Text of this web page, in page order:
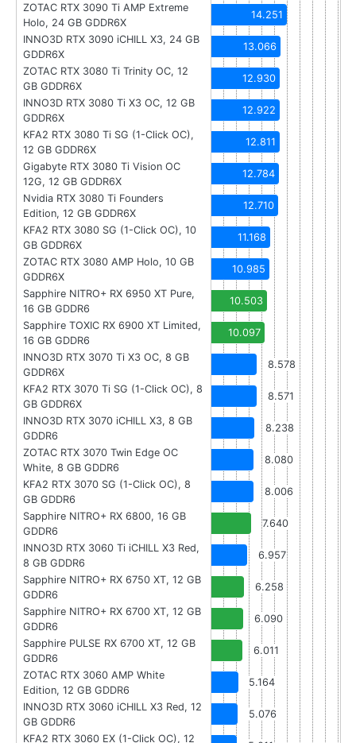
ZOTAC RTX 3090 Ti AMP Extreme
Holo, 24 GB GDDR6X
14.251
INNO3D RTX 3090 iCHILL X3, 24 GB
GDDR6X
13.066
ZOTAC RTX 3080 Ti Trinity OC, 12
GB GDDR6X
12.930
INNO3D RTX 3080 Ti X3 OC, 12 GB
GDDR6X
12.922
KFA2 RTX 3080 Ti SG (1-Click OC),
12 GB GDDR6X
12.811
Gigabyte RTX 3080 Ti Vision OC
12G, 12 GB GDDR6X
12.784
Nvidia RTX 3080 Ti Founders
Edition, 12 GB GDDR6X
12.710
KFA2 RTX 3080 SG (1-Click OC), 10
GB GDDR6X
11.168
ZOTAC RTX 3080 AMP Holo, 10 GB
GDDR6X
10.985
Sapphire NITRO+ RX 6950 XT Pure,
16 GB GDDR6
10.503
Sapphire TOXIC RX 6900 XT Limited,
16 GB GDDR6
10.097
INNO3D RTX 3070 Ti X3 OC, 8 GB
GDDR6X
8.578
KFA2 RTX 3070 Ti SG (1-Click OC), 8
GB GDDR6X
8.571
INNO3D RTX 3070 iCHILL X3, 8 GB
GDDR6
8.238
ZOTAC RTX 3070 Twin Edge OC
White, 8 GB GDDR6
8.080
KFA2 RTX 3070 SG (1-Click OC), 8
GB GDDR6
8.006
Sapphire NITRO+ RX 6800, 16 GB
GDDR6
7.640
INNO3D RTX 3060 Ti iCHILL X3 Red,
8 GB GDDR6
6.957
Sapphire NITRO+ RX 6750 XT, 12 GB
GDDR6
6.258
Sapphire NITRO+ RX 6700 XT, 12 GB
GDDR6
6.090
Sapphire PULSE RX 6700 XT, 12 GB
GDDR6
6.011
ZOTAC RTX 3060 AMP White
Edition, 12 GB GDDR6
5.164
INNO3D RTX 3060 iCHILL X3 Red, 12
GB GDDR6
5.076
KFA2 RTX 3060 EX (1-Click OC), 12